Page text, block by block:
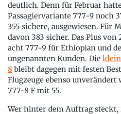
deutlich. Denn für Februar
Passagiervariante 777-9 noch
355 sichere, ausgewiesen. Für
davon 383 sicher. Das Plus von
acht 777-9 für Ethiopian und
ungenannten Kunden. Die
8 bleibt dagegen mit festen
Flugzeuge ebenso
777-8 F mit 55.
Wer hinter dem Auftrag